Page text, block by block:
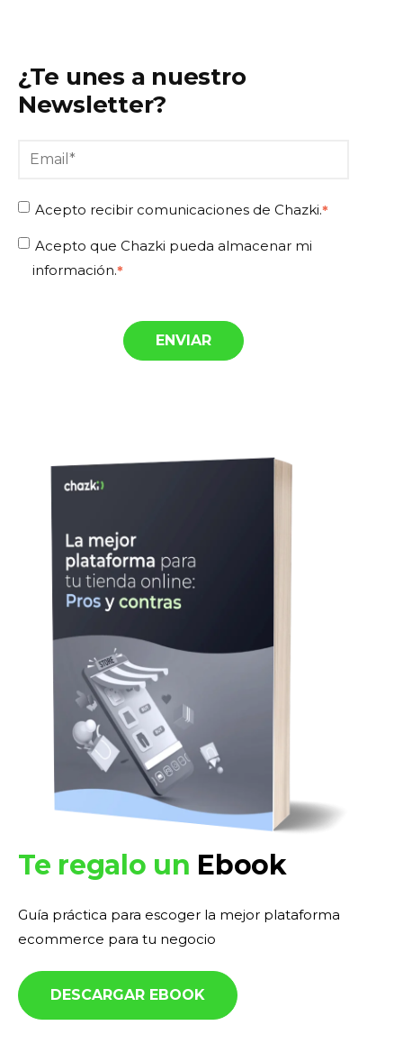
¿Te unes a nuestro
Newsletter?
Acepto recibir comunicaciones de Chazki.*
Acepto que Chazki pueda almacenar mi
información.*
Te regalo un Ebook
Guía práctica para escoger la mejor plataforma
ecommerce para tu negocio
DESCARGAR EBOOK